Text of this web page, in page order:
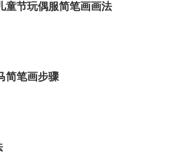
童节玩偶服简笔画画法
简笔画步骤